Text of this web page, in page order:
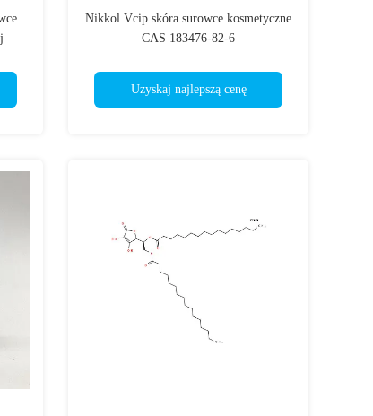
Nikkol Vcip skóra surowce kosmetyczne
CAS 183476-82-6
Uzyskaj najlepszą cenę